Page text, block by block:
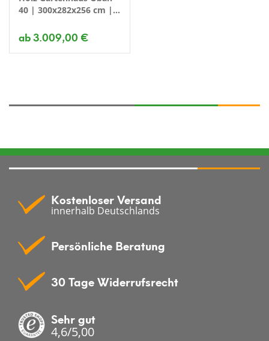
40 | 300x282x256 cm |
ab 3.009,00 €
Kostenloser Versand
innerhalb Deutschlands
Persönliche Beratung
30 Tage Widerrufsrecht
Sehr gut
4,6/5,00
Melde dich jetzt zu unserem Newsletter an